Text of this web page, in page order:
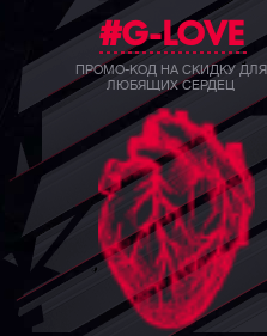
#G-LOVE
ПРОМО-КОД НА СКИДКУ ДЛЯ
ЛЮБЯЩИХ СЕРДЕЦ